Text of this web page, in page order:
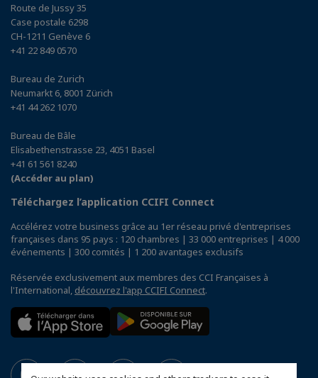
Route de Jussy 35
Case postale 6298
CH-1211 Genève 6
+41 22 849 0570
Bureau de Zurich
Neumarkt 6, 8001 Zürich
+41 44 262 1070
Bureau de Bâle
Elisabethenstrasse 23, 4051 Basel
+41 61 561 8240
(Accéder au plan)
Téléchargez l’application CCIFI Connect
Accélérez votre business grâce au 1er réseau privé d'entreprises
françaises dans 95 pays : 120 chambres | 33 000 entreprises | 4 000
événements | 300 comités | 1 200 avantages exclusifs
Réservée exclusivement aux membres des CCI Françaises à
l'International, découvrez l'app CCIFI Connect.